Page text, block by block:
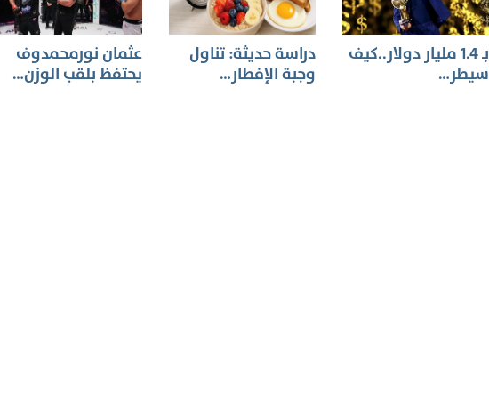
بـ 1.4 مليار دولار..كيف
سيطر…
دراسة حديثة: تناول
وجبة الإفطار…
عثمان نورمحمدوف
يحتفظ بلقب الوزن…